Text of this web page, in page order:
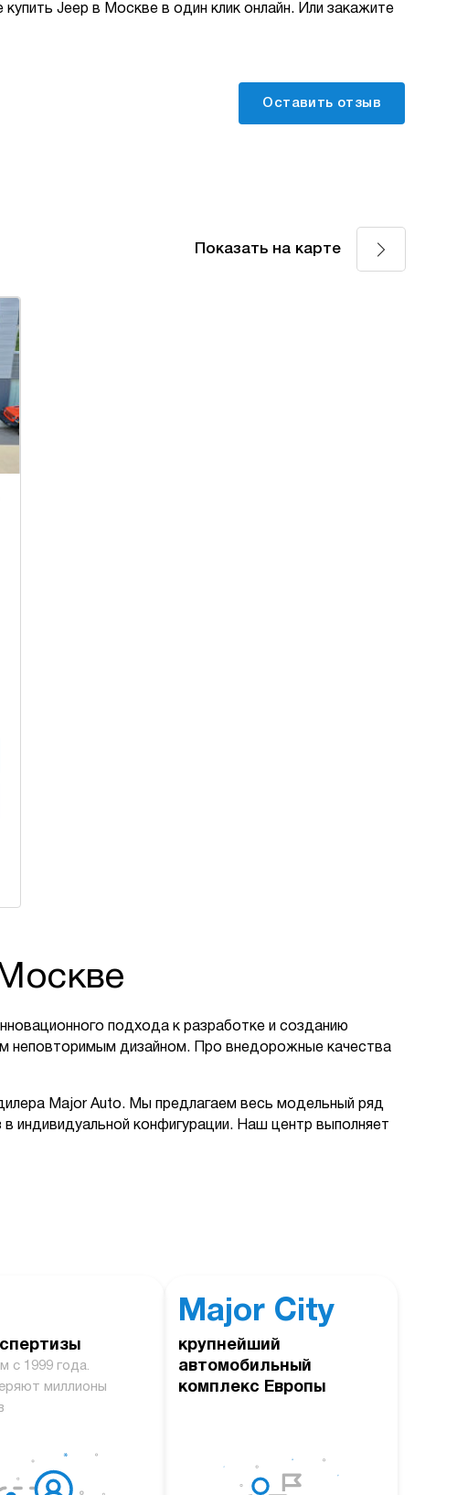
Jeep в Москве в один клик онлайн. Или закажите
Оставить отзыв
Показать на карте
подхода к разработке и созданию
неповторимым дизайном. Про внедорожные качества
Major Auto. Мы предлагаем весь модельный ряд
индивидуальной конфигурации. Наш центр выполняет
с 1999 года.
миллионы
Major City
крупнейший
автомобильный
комплекс Европы